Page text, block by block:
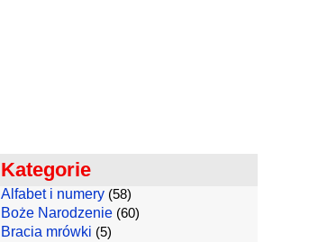
Kategorie
Alfabet i numery(58)
Boże Narodzenie(60)
Bracia mrówki (5)